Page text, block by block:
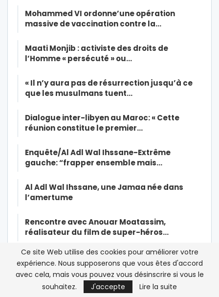
Mohammed VI ordonne’une opération
massive de vaccination contre la…
Maati Monjib : activiste des droits de
l’Homme « persécuté » ou…
« Il n’y aura pas de résurrection jusqu’à ce
que les musulmans tuent…
Dialogue inter-libyen au Maroc: « Cette
réunion constitue le premier…
Enquête/Al Adl Wal Ihssane-Extrême
gauche: “frapper ensemble mais…
Al Adl Wal Ihssane, une Jamaa née dans
l’amertume
Rencontre avec Anouar Moatassim,
réalisateur du film de super-héros…
Affaire Radi: la diaspora marocaine de
France dénonce toute…
Mohammed VI insiste sur le civisme dans la
Ce site Web utilise des cookies pour améliorer votre
expérience. Nous supposerons que vous êtes d'accord
avec cela, mais vous pouvez vous désinscrire si vous le
souhaitez.
J'accepte Lire la suite